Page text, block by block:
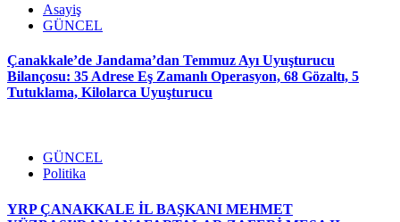
Asayiş
GÜNCEL
Çanakkale’de Jandama’dan Temmuz Ayı Uyuşturucu
Bilançosu: 35 Adrese Eş Zamanlı Operasyon, 68 Gözaltı, 5
Tutuklama, Kilolarca Uyuşturucu
GÜNCEL
Politika
YRP ÇANAKKALE İL BAŞKANI MEHMET